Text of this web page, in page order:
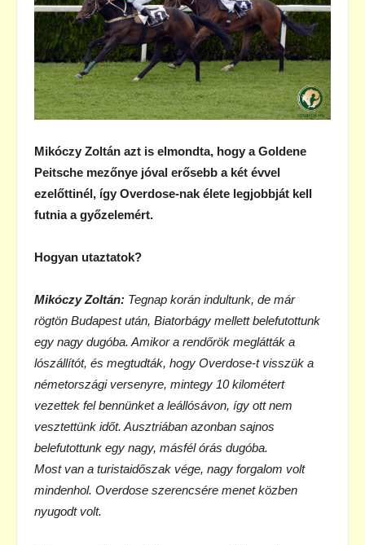
Mikóczy Zoltán azt is elmondta, hogy a Goldene
Peitsche mezőnye jóval erősebb a két évvel
ezelőttinél, így Overdose-nak élete legjobbját kell
futnia a győzelemért.
Hogyan utaztatok?
Mikóczy Zoltán: Tegnap korán indultunk, de már
rögtön Budapest után, Biatorbágy mellett belefutottunk
egy nagy dugóba. Amikor a rendőrök meglátták a
lószállítót, és megtudták, hogy Overdose-t visszük a
németországi versenyre, mintegy 10 kilométert
vezettek fel bennünket a leállósávon, így ott nem
vesztettünk időt. Ausztriában azonban sajnos
belefutottunk egy nagy, másfél órás dugóba.
Most van a turistaidőszak vége, nagy forgalom volt
mindenhol. Overdose szerencsére menet közben
nyugodt volt.